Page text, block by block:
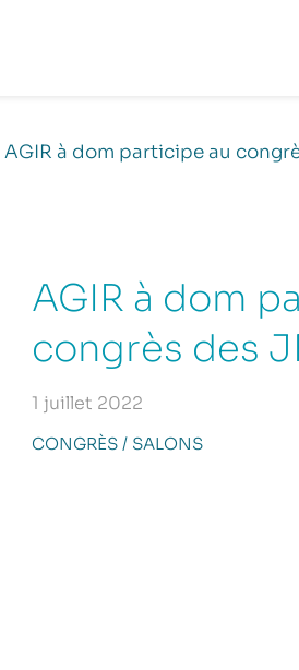
AGIR à dom participe au
AGIR à dom
congrès des
1 juillet 2022
CONGRÈS / SALONS